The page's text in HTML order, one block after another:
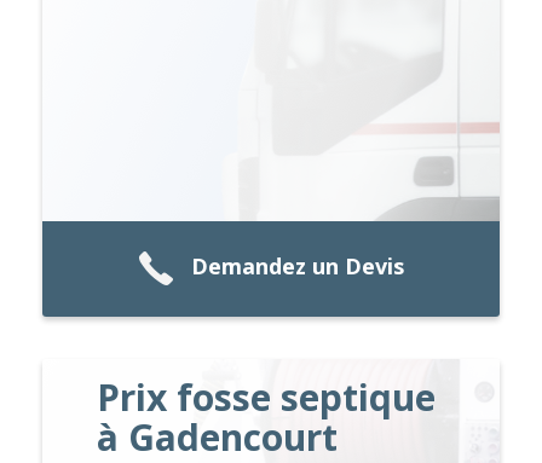
Demandez un Devis
Prix fosse septique
à Gadencourt